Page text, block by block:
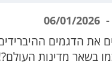
את הדגמים
בשאר מדינות